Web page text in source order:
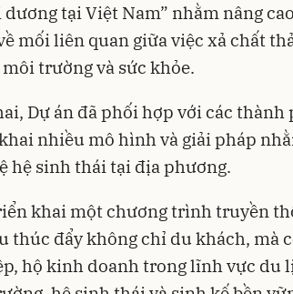
tại Việt Nam” nhằm nâng
mối liên quan giữa việc xả chất
trường và sức khỏe.
Dự án đã phối hợp với các thành
nhiều mô hình và giải pháp
hệ sinh thái tại địa phương.
khai một chương trình truyền
thúc đẩy không chỉ du khách, mà
hộ kinh doanh trong lĩnh vực du